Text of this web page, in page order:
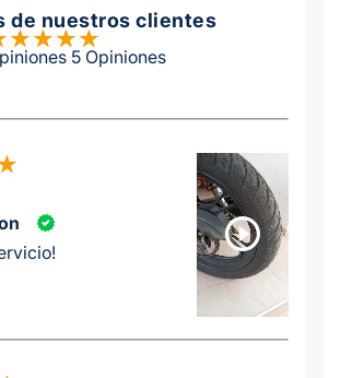
de nuestros clientes
5 Opiniones